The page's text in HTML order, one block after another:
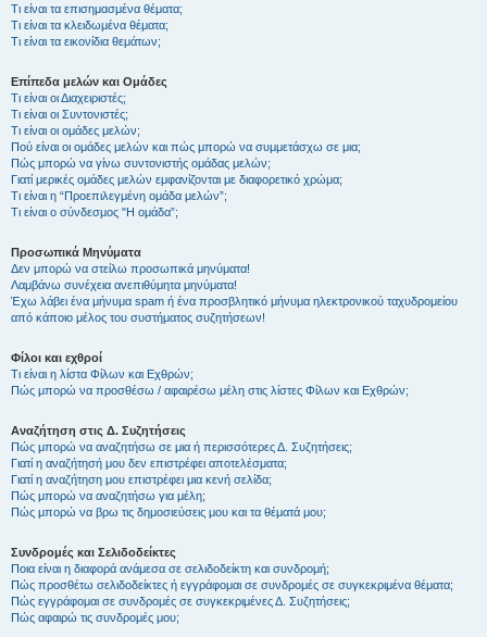
Τι είναι τα επισημασμένα θέματα;
Τι είναι τα κλειδωμένα θέματα;
Τι είναι τα εικονίδια θεμάτων;
Επίπεδα μελών και Ομάδες
Τι είναι οι Διαχειριστές;
Τι είναι οι Συντονιστές;
Τι είναι οι ομάδες μελών;
Πού είναι οι ομάδες μελών και πώς μπορώ να συμμετάσχω σε μια;
Πώς μπορώ να γίνω συντονιστής ομάδας μελών;
Γιατί μερικές ομάδες μελών εμφανίζονται με διαφορετικό χρώμα;
Τι είναι η “Προεπιλεγμένη ομάδα μελών”;
Τι είναι ο σύνδεσμος "Η ομάδα”;
Προσωπικά Μηνύματα
Δεν μπορώ να στείλω προσωπικά μηνύματα!
Λαμβάνω συνέχεια ανεπιθύμητα μηνύματα!
Έχω λάβει ένα μήνυμα spam ή ένα προσβλητικό μήνυμα ηλεκτρονικού ταχυδρομείου
από κάποιο μέλος του συστήματος συζητήσεων!
Φίλοι και εχθροί
Τι είναι η λίστα Φίλων και Εχθρών;
Πώς μπορώ να προσθέσω / αφαιρέσω μέλη στις λίστες Φίλων και Εχθρών;
Αναζήτηση στις Δ. Συζητήσεις
Πώς μπορώ να αναζητήσω σε μια ή περισσότερες Δ. Συζητήσεις;
Γιατί η αναζήτησή μου δεν επιστρέφει αποτελέσματα;
Γιατί η αναζήτηση μου επιστρέφει μια κενή σελίδα;
Πώς μπορώ να αναζητήσω για μέλη;
Πώς μπορώ να βρω τις δημοσιεύσεις μου και τα θέματά μου;
Συνδρομές και Σελιδοδείκτες
Ποια είναι η διαφορά ανάμεσα σε σελιδοδείκτη και συνδρομή;
Πώς προσθέτω σελιδοδείκτες ή εγγράφομαι σε συνδρομές σε συγκεκριμένα θέματα;
Πώς εγγράφομαι σε συνδρομές σε συγκεκριμένες Δ. Συζητήσεις;
Πώς αφαιρώ τις συνδρομές μου;